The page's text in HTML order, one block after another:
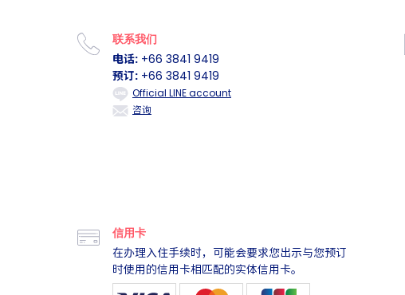
联系我们
电话:+66 3841 9419
预订:+66 3841 9419
Official LINE account
咨询
信用卡
在办理入住手续时，可能会要求您出示与您预订
时使用的信用卡相匹配的实体信用卡。